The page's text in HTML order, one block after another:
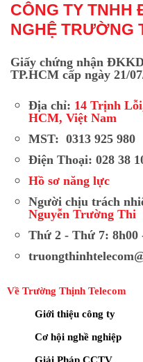
CÔNG TY TNHH
NGHỆ TRƯỜNG
Giấy chứng nhận
TP.HCM cấp ngày 21/
Địa chỉ: 14 Trịnh
HCM, Việt Nam
MST: 0313 925 980
Điện Thoại: 028 38
Hồ sơ năng lực
Người chịu trách
Nguyễn Trường Thi
Thứ 2 - Thứ 7: 8h00
Về Trường Thịnh Telecom
Giới thiệu công ty
Cơ hội nghề nghiệp
Giải Pháp CCTV